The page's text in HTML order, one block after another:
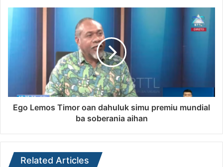
Ego Lemos Timor oan dahuluk simu premiu mundial
ba soberania aihan
Related Articles